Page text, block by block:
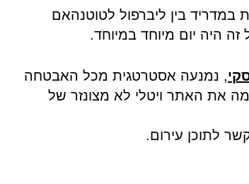
במדריד בין ליברפול לטוטנהאם
היה יום מיוחד במיוחד.
, נמנעה אסטרטגית מכל האבטחה
את האתר ויטלי לא מצונזר של
לתוכן עירום.